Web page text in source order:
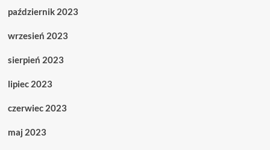
październik 2023
wrzesień 2023
sierpień 2023
lipiec 2023
czerwiec 2023
maj 2023